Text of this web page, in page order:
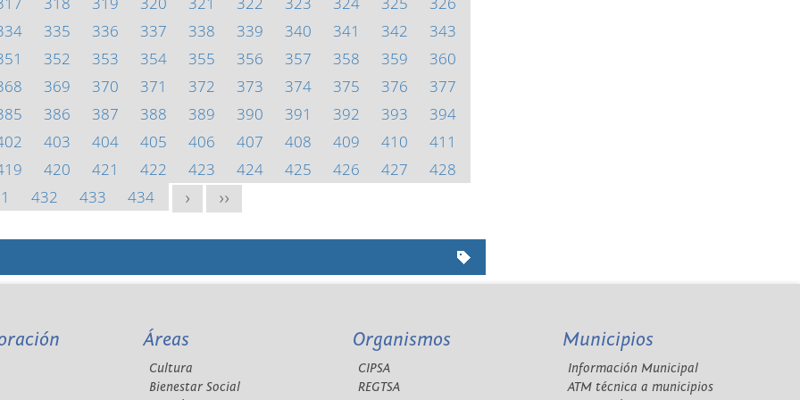
335 336 337 338 339 340 341 342
343
352 353 354 355 356 357 358 359
360
369 370 371 372 373 374 375 376
377
386 387 388 389 390 391 392 393
394
403 404 405 406 407 408 409 410
411
420 421 422 423 424 425 426 427
428
432 433 434 > >>
Áreas
Cultura
Bienestar Social
Organismos
CIPSA
REGTSA
Municipios
Información Municipal
ATM técnica a municipios